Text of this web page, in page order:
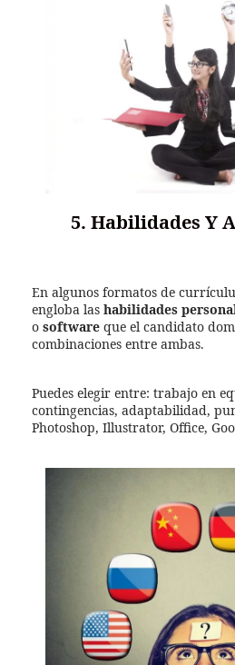
5. Habilidades Y
En algunos formatos de
engloba las habilidades
o software que el candidato
combinaciones entre ambas.
Puedes elegir entre: trabajo en
contingencias, adaptabilidad,
Photoshop, Illustrator, Office,